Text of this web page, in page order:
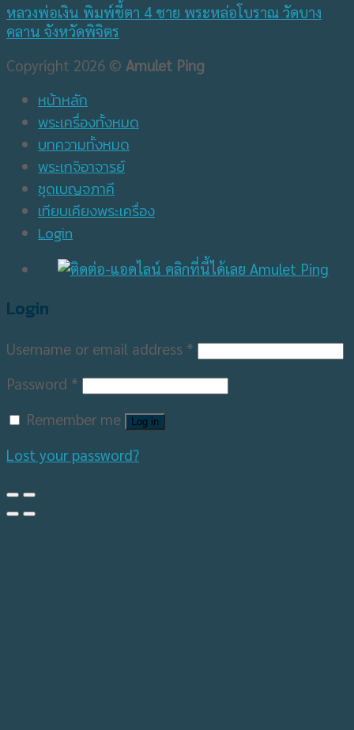
หลวงพ่อเงิน พิมพ์ขี้ตา 4 ชาย พระหล่อโบราณ วัดบาง
คลาน จังหวัดพิจิตร
Copyright 2026 © Amulet Ping
หน้าหลัก
พระเครื่องทั้งหมด
บทความทั้งหมด
พระเกจิอาจารย์
ชุดเบญจภาคี
เทียบเคียงพระเครื่อง
Login
Login
Username or email address *
Password *
Remember me
Log in
Lost your password?